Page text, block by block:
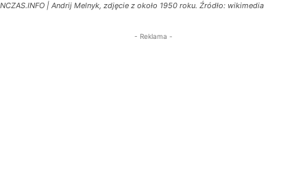
NCZAS.INFO | Andrij Melnyk, zdjęcie z około 1950 roku. Źródło: wikimedia
- Reklama -